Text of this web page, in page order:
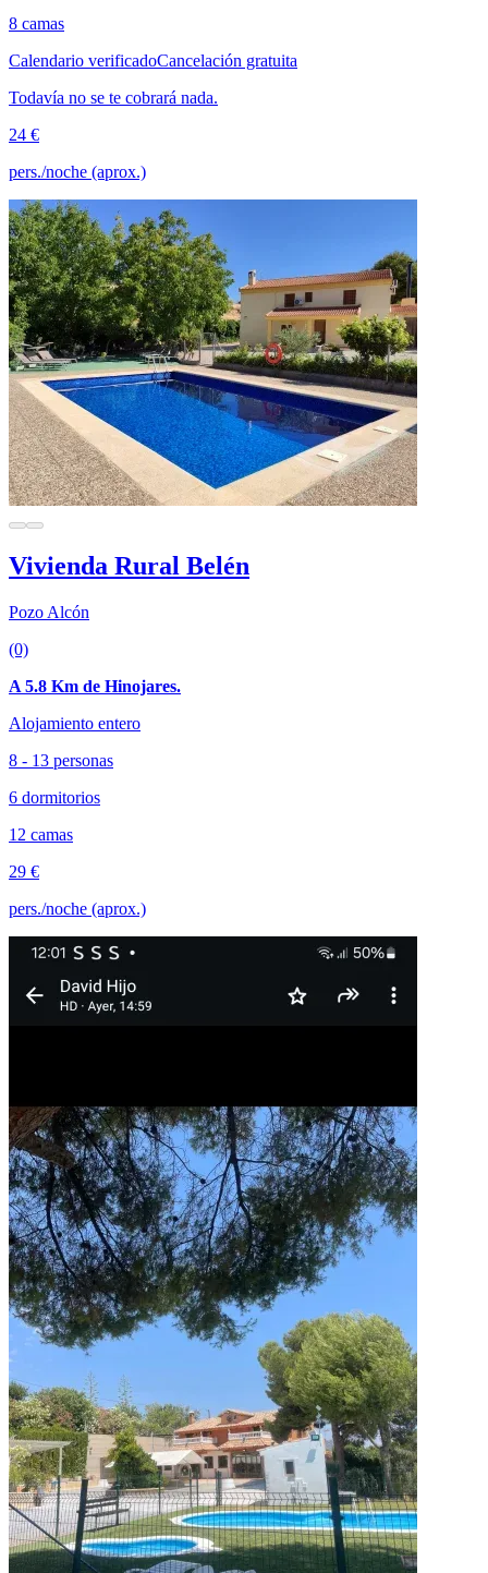
8 camas
Calendario verificadoCancelación gratuita
Todavía no se te cobrará nada.
24 €
pers./noche (aprox.)
Vivienda Rural Belén
Pozo Alcón
(0)
A 5.8 Km de Hinojares.
Alojamiento entero
8 - 13 personas
6 dormitorios
12 camas
29 €
pers./noche (aprox.)